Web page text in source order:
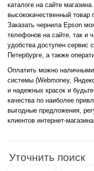
каталоге на сайте
высококачественный
Заказать чернила Epson
телефонов на сайте, так и
удобства доступен сервис
Петербурге, а также
Оплатить можно
системы (Webmoney,
и надежных красок и
качества по наиболее
выгодные предложения,
клиентов интернет-
Уточнить поиск